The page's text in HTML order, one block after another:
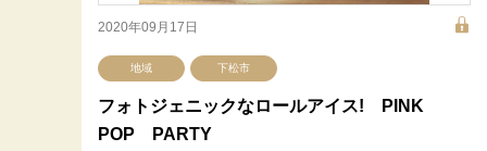
2020年09月17日
地域 下松市
フォトジェニックなロールアイス! PINK
POP PARTY